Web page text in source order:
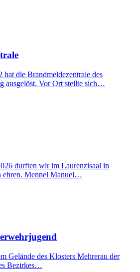
die Brandmeldezentrale des
ausgelöst. Vor Ort stellte sich…
durften wir im Laurenzisaal in
ehren. Mennel Manuel…
Gelände des Klosters Mehrerau der
Bezirkes…